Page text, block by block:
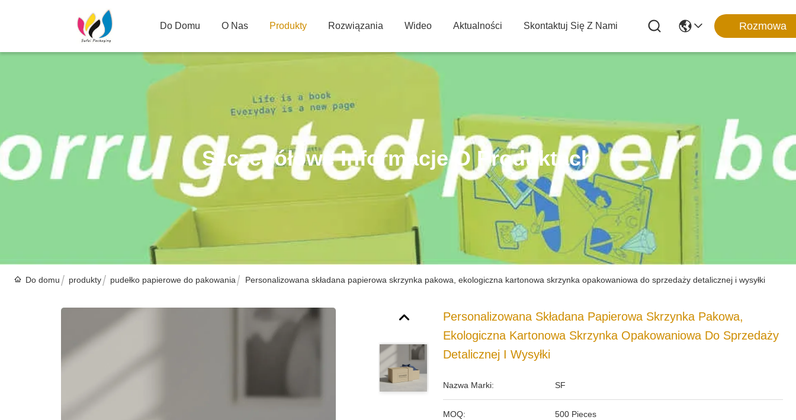
Do Domu O Nas Produkty Rozwiązania Wideo Aktualności Skontaktuj Się Z Nami Rozmowa
Szczegółowe Informacje O Produktach
Do domu produkty pudełko papierowe do pakowania Personalizowana składana papierowa skrzynka pakowa, ekologiczna kartonowa skrzynka opakowaniowa do sprzedaży detalicznej i wysyłki
Personalizowana Składana Papierowa Skrzynka Pakowa,
Ekologiczna Kartonowa Skrzynka Opakowaniowa Do Sprzedaży
Detalicznej I Wysyłki
Nazwa Marki: SF
MOQ: 500 Pieces